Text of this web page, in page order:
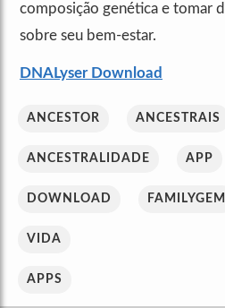
composição genética e tomar
sobre seu bem-estar.
DNALyser Download
ANCESTOR ANCESTRAIS
ANCESTRALIDADE APP
DOWNLOAD FAMILYGEM
VIDA
APPS